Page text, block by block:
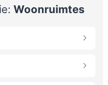
Woonruimtes